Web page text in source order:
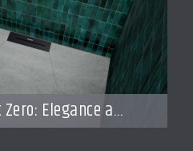
Elegance a
úrovni